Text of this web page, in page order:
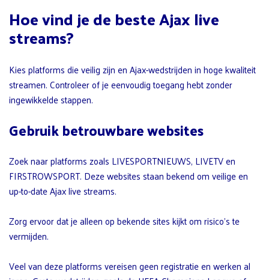
Hoe vind je de beste Ajax live
streams?
Kies platforms die veilig zijn en Ajax-wedstrijden in hoge kwaliteit
streamen. Controleer of je eenvoudig toegang hebt zonder
ingewikkelde stappen.
Gebruik betrouwbare websites
Zoek naar platforms zoals LIVESPORTNIEUWS, LIVETV en
FIRSTROWSPORT. Deze websites staan bekend om veilige en
up-to-date Ajax live streams.
Zorg ervoor dat je alleen op bekende sites kijkt om risico’s te
vermijden.
Veel van deze platforms vereisen geen registratie en werken al